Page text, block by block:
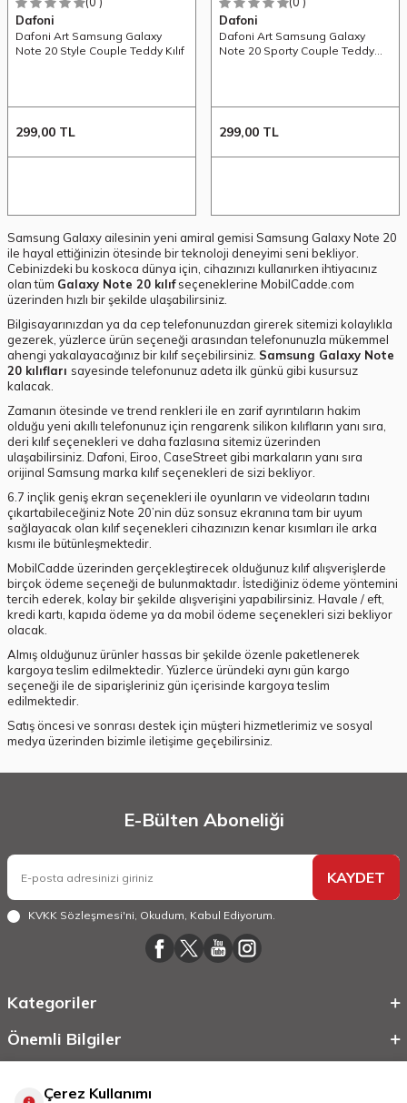
Dafoni
Dafoni Art Samsung Galaxy
Note 20 Style Couple Teddy Kılıf
299,00 TL
Dafoni
Dafoni Art Samsung Galaxy
Note 20 Sporty Couple Teddy
299,00 TL
Samsung Galaxy ailesinin yeni amiral gemisi Samsung Galaxy Note 20
ile hayal ettiğinizin ötesinde bir teknoloji deneyimi seni bekliyor.
Cebinizdeki bu koskoca dünya için, cihazınızı kullanırken ihtiyacınız
olan tüm Galaxy Note 20 kılıfseçeneklerine MobilCadde.com
üzerinden hızlı bir şekilde ulaşabilirsiniz.
Bilgisayarınızdan ya da cep telefonunuzdan girerek sitemizi kolaylıkla
gezerek, yüzlerce ürün seçeneği arasından telefonunuzla mükemmel
ahengi yakalayacağınız bir kılıf seçebilirsiniz. Samsung Galaxy Note
20 kılıfları sayesinde telefonunuz adeta ilk günkü gibi kusursuz
kalacak.
Zamanın ötesinde ve trend renkleri ile en zarif ayrıntıların hakim
olduğu yeni akıllı telefonunuz için rengarenk silikon kılıfların yanı sıra,
deri kılıf seçenekleri ve daha fazlasına sitemiz üzerinden
ulaşabilirsiniz. Dafoni, Eiroo, CaseStreet gibi markaların yanı sıra
orijinal Samsung marka kılıf seçenekleri de sizi bekliyor.
6.7 inçlik geniş ekran seçenekleri ile oyunların ve videoların tadını
çıkartabileceğiniz Note 20’nin düz sonsuz ekranına tam bir uyum
sağlayacak olan kılıf seçenekleri cihazınızın kenar kısımları ile arka
kısmı ile bütünleşmektedir.
MobilCadde üzerinden gerçekleştirecek olduğunuz kılıf alışverişlerde
birçok ödeme seçeneği de bulunmaktadır. İstediğiniz ödeme yöntemini
tercih ederek, kolay bir şekilde alışverişini yapabilirsiniz. Havale / eft,
kredi kartı, kapıda ödeme ya da mobil ödeme seçenekleri sizi bekliyor
olacak.
Almış olduğunuz ürünler hassas bir şekilde özenle paketlenerek
kargoya teslim edilmektedir. Yüzlerce üründeki aynı gün kargo
seçeneği ile de siparişleriniz gün içerisinde kargoya teslim
edilmektedir.
Satış öncesi ve sonrası destek için müşteri hizmetlerimiz ve sosyal
medya üzerinden bizimle iletişime geçebilirsiniz.
E-Bülten Aboneliği
KAYDET
KVKK Sözleşmesi'ni, Okudum, Kabul Ediyorum.
Kategoriler
Önemli Bilgiler
Çerez Kullanımı